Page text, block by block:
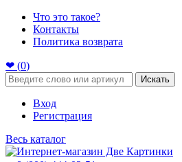
Что это такое?
Контакты
Политика возврата
❤ (0)
Искать
Вход
Регистрация
Весь каталог